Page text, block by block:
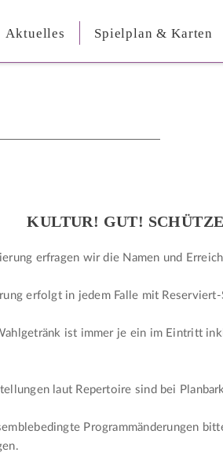
Aktuelles Spielplan & Karten
KULTUR! GUT!
erfragen wir die Namen und
erfolgt in jedem Falle mit
ist immer je ein im Eintritt
laut Repertoire sind bei
Programmänderungen